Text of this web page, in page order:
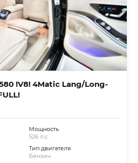
!V8! 4Matic Lang/Long-
Мощность
526 л.с.
Тип двигателя
Бензин